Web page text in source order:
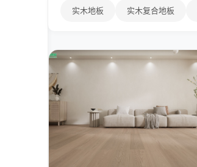
实木地板 实木复合地板